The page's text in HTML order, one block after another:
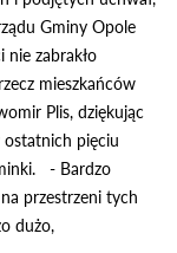
Gminy Opole
zabrakło
mieszkańców
Plis, dziękując
ostatnich pięciu
- Bardzo
przestrzeni tych
dużo,